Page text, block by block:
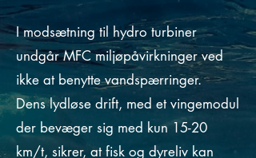
I modsætning til hydro turbiner
undgår MFC miljøpåvirkninger ved
ikke at benytte vandspærringer.
Dens lydløse drift, med et vingemodul
der bevæger sig med kun 15-20
km/t, sikrer, at fisk og dyreliv kan